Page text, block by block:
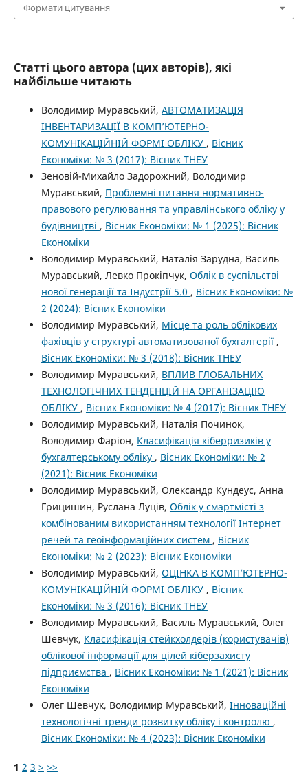
Формати цитування
Статті цього автора (цих авторів), які
найбільше читають
Володимир Муравський, АВТОМАТИЗАЦІЯ
ІНВЕНТАРИЗАЦІЇ В КОМП’ЮТЕРНО-
КОМУНІКАЦІЙНІЙ ФОРМІ ОБЛІКУ , Вісник
Економіки: № 3 (2017): Вісник ТНЕУ
Зеновій-Михайло Задорожний, Володимир
Муравський, Проблемні питання нормативно-
правового регулювання та управлінського обліку у
будівництві , Вісник Економіки: № 1 (2025): Вісник
Економіки
Володимир Муравський, Наталія Зарудна, Василь
Муравський, Левко Прокіпчук, Облік в суспільстві
нової генерації та Індустрії 5.0 , Вісник Економіки: №
2 (2024): Вісник Економіки
Володимир Муравський, Місце та роль облікових
фахівців у структурі автоматизованої бухгалтерії ,
Вісник Економіки: № 3 (2018): Вісник ТНЕУ
Володимир Муравський, ВПЛИВ ГЛОБАЛЬНИХ
ТЕХНОЛОГІЧНИХ ТЕНДЕНЦІЙ НА ОРГАНІЗАЦІЮ
ОБЛІКУ , Вісник Економіки: № 4 (2017): Вісник ТНЕУ
Володимир Муравський, Наталія Починок,
Володимир Фаріон, Класифікація кіберризиків у
бухгалтерському обліку , Вісник Економіки: № 2
(2021): Вісник Економіки
Володимир Муравський, Олександр Кундеус, Анна
Грицишин, Руслана Луців, Облік у смартмісті з
комбінованим використанням технології Інтернет
речей та геоінформаційних систем , Вісник
Економіки: № 2 (2023): Вісник Економіки
Володимир Муравський, ОЦІНКА В КОМП’ЮТЕРНО-
КОМУНІКАЦІЙНІЙ ФОРМІ ОБЛІКУ , Вісник
Економіки: № 3 (2016): Вісник ТНЕУ
Володимир Муравський, Василь Муравський, Олег
Шевчук, Класифікація стейкхолдерів (користувачів)
облікової інформації для цілей кіберзахисту
підприємства , Вісник Економіки: № 1 (2021): Вісник
Економіки
Олег Шевчук, Володимир Муравський, Інноваційні
технологічні тренди розвитку обліку і контролю ,
Вісник Економіки: № 4 (2023): Вісник Економіки
1 2 3 > >>